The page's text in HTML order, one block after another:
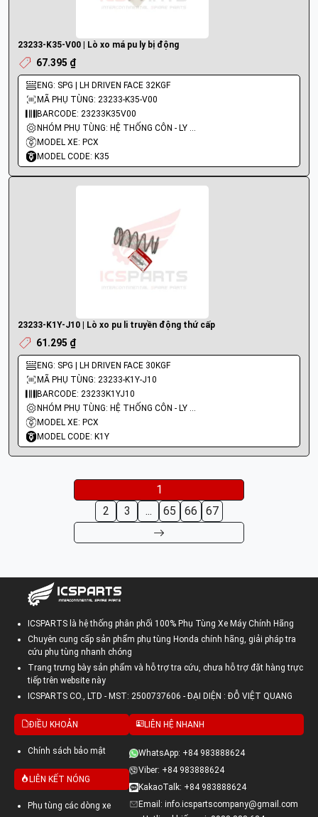
23233-K35-V00 | Lò xo má pu ly bị động
67.395 ₫
ENG: SPG | LH DRIVEN FACE 32KGF
MÃ PHỤ TÙNG: 23233-K35-V00
BARCODE: 23233K35V00
NHÓM PHỤ TÙNG: HỆ THỐNG CÔN - LY HỢP - TRỤC SỐ - BÁNH RĂNG
MODEL XE: PCX
MODEL CODE: K35
23233-K1Y-J10 | Lò xo pu li truyền động thứ cấp
61.295 ₫
ENG: SPG | LH DRIVEN FACE 30KGF
MÃ PHỤ TÙNG: 23233-K1Y-J10
BARCODE: 23233K1YJ10
NHÓM PHỤ TÙNG: HỆ THỐNG CÔN - LY HỢP - TRỤC SỐ - BÁNH RĂNG
MODEL XE: PCX
MODEL CODE: K1Y
1
2
3 ... 65 66 67
ICSPARTS là hệ thống phân phối 100% Phụ Tùng Xe Máy Chính Hãng
Chuyên cung cấp sản phẩm phụ tùng Honda chính hãng, giải pháp tra
cứu phụ tùng nhanh chóng
Trang trưng bày sản phẩm và hỗ trợ tra cứu, chưa hỗ trợ đặt hàng trực
tiếp trên website này
ICSPARTS CO., LTD - MST: 2500737606 - ĐẠI DIỆN : ĐỖ VIỆT QUANG
ĐIỀU KHOẢN
Chính sách bảo mật
LIÊN KẾT NÓNG
Phụ tùng các dòng xe
LIÊN HỆ NHANH
WhatsApp: +84 983888624
Viber: +84 983888624
KakaoTalk: +84 983888624
Email: info.icspartscompany@gmail.com